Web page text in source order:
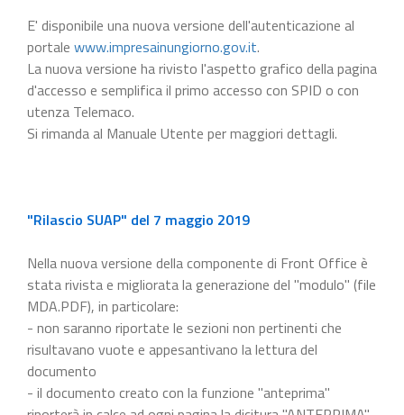
E' disponibile una nuova versione dell'autenticazione al
portale www.impresainungiorno.gov.it.
La nuova versione ha rivisto l'aspetto grafico della pagina
d'accesso e semplifica il primo accesso con SPID o con
utenza Telemaco.
Si rimanda al Manuale Utente per maggiori dettagli.
"Rilascio SUAP" del 7 maggio 2019
Nella nuova versione della componente di Front Office è
stata rivista e migliorata la generazione del "modulo" (file
MDA.PDF), in particolare:
- non saranno riportate le sezioni non pertinenti che
risultavano vuote e appesantivano la lettura del
documento
- il documento creato con la funzione "anteprima"